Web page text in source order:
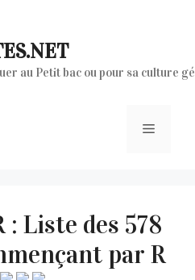
au Petit bac ou pour sa culture
Menu
Liste des 578
par R